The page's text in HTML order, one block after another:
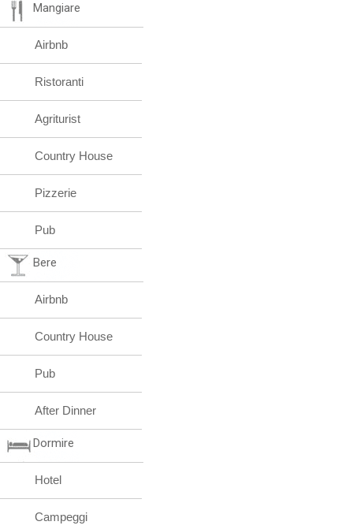
Mangiare
Airbnb
Ristoranti
Agriturist
Country House
Pizzerie
Pub
Bere
Airbnb
Country House
Pub
After Dinner
Dormire
Hotel
Campeggi